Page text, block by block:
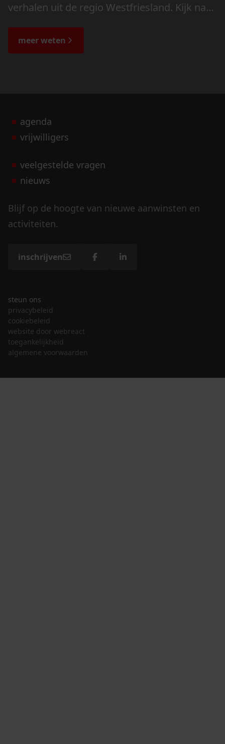
verhalen uit de regio Westfriesland. Kijk naar
de bijzondere verhalen.
meer weten
agenda
vrijwilligers
veelgestelde vragen
nieuws
Blijf op de hoogte van nieuwe aanwinsten en
activiteiten.
inschrijven
steun ons
privacybeleid
cookiebeleid
website door webreact
toegankelijkheid
algemene voorwaarden